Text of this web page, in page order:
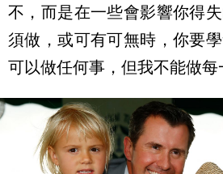
不，而是在一些會影響你得
須做，或可有可無時，你要
可以做任何事，但我不能做每